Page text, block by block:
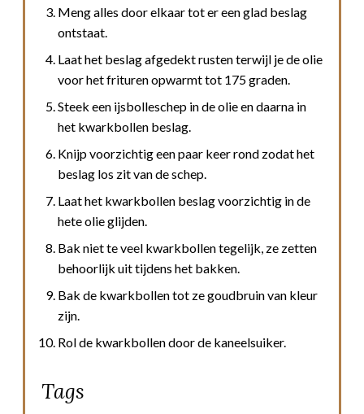
Meng alles door elkaar tot er een glad beslag
ontstaat.
Laat het beslag afgedekt rusten terwijl je de olie
voor het frituren opwarmt tot 175 graden.
Steek een ijsbolleschep in de olie en daarna in
het kwarkbollen beslag.
Knijp voorzichtig een paar keer rond zodat het
beslag los zit van de schep.
Laat het kwarkbollen beslag voorzichtig in de
hete olie glijden.
Bak niet te veel kwarkbollen tegelijk, ze zetten
behoorlijk uit tijdens het bakken.
Bak de kwarkbollen tot ze goudbruin van kleur
zijn.
Rol de kwarkbollen door de kaneelsuiker.
Tags